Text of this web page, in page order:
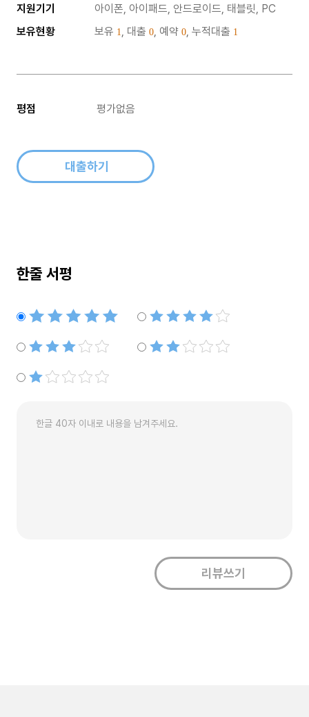
지원기기
아이폰, 아이패드, 안드로이드, 태블릿, PC
보유현황
보유 1 , 대출 0 , 예약 0 , 누적대출 1
평점 평가없음
대출하기
한줄 서평
별점5개 별점4개
별점3개 별점2개
별점1개